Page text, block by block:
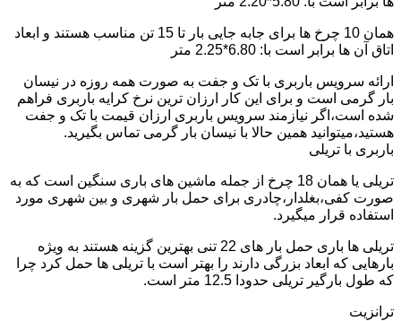
همان 10 چرخ ها برای جابه جایی بار تا 15 تن مناسب هستند و ابعاد
اتاق آن ها برابر است با: 6.80*2.25 متر
ارائه سرویس باربری با تک و جفت به صورت همه روزه در نیسان
بار گرمی است و برای این کار ارزان ترین نرخ کرایه باربری فراهم
شده است،اگر نیازمند سرویس باربری ارزان قیمت با تک و جفت
هستید،میتوانید همین حالا با نیسان بار گرمی تماس بگیرید.
باربری با تریلی
تریلی یا همان 18 چرخ از جمله ماشین های باری سنگین است که به
صورت کفی،بغلدار،چادری برای حمل بار شهری و بین شهری مورد
استفاده قرار میگیرد.
تریلی ها باری حمل بار های 22 تنی بهترین گزینه هستند به ویژه
بارهایی که ابعاد بزرگی دارند را بهتر است با تریلی ها حمل کرد چرا
که طول بارگیر تریلی حدودا 12.5 متر است.
ترانزیت